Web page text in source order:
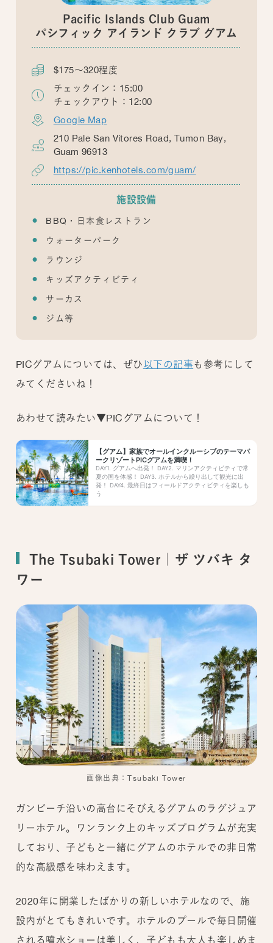
Pacific Islands Club Guam
パシフィック アイランド クラブ グアム
$175～320程度
チェックイン：15:00
チェックアウト：12:00
Google Map
210 Pale San Vitores Road, Tumon Bay,
Guam 96913
https://pic.kenhotels.com/guam/
施設設備
BBQ・日本食レストラン
ウォーターパーク
ラウンジ
キッズアクティビティ
サーカス
ジム等
PICグアムについては、ぜひ以下の記事も参考にして
みてくださいね！
あわせて読みたい▼PICグアムについて！
The Tsubaki Tower｜ザ ツバキ タ
ワー
画像出典：Tsubaki Tower
ガンビーチ沿いの高台にそびえるグアムのラグジュア
リーホテル。ワンランク上のキッズプログラムが充実
しており、子どもと一緒にグアムのホテルでの非日常
的な高級感を味わえます。
2020年に開業したばかりの新しいホテルなので、施
設内がとてもきれいです。ホテルのプールで毎日開催
される噴水ショーは美しく、子どもも大人も楽しめま